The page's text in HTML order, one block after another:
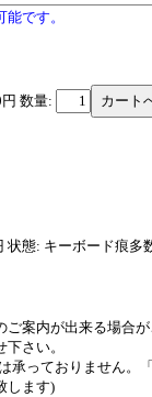
です。
数量:
状態: キーボード痕多
ご案内が出来る場合
さい。
承っておりません。
します)